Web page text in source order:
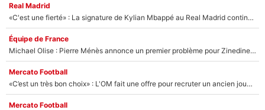
Real Madrid
«C'est une fierté» : La signature de Kylian Mbappé au Real Madrid continue de régaler l'Espagne
Équipe de France
Michael Olise : Pierre Ménès annonce un premier problème pour Zinedine Zidane en équipe de France
Mercato Football
«C’est un très bon choix» : L'OM fait une offre pour recruter un ancien joueur du PSG... et c'est validé dans l'After Foot !
Mercato Football